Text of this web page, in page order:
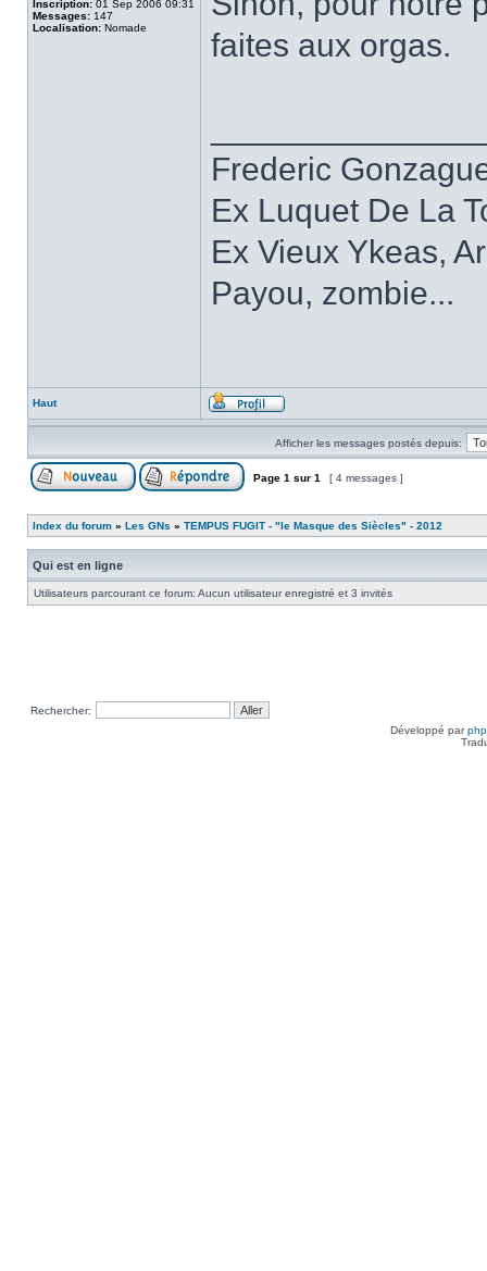
Inscription: 01 Sep 2006 09:31
Messages: 147
Localisation: Nomade
faites aux orgas.
Frederic
Ex Luquet De La
Ex Vieux Ykeas,
Payou, zombie...
Haut
Afficher les messages postés depuis:
Page 1 sur 1 [ 4 messages ]
Index du forum » Les GNs » TEMPUS FUGIT - "le Masque des Siècles" - 2012
Qui est en ligne
Utilisateurs parcourant ce forum: Aucun utilisateur enregistré et 3 invités
Rechercher:
Développé par